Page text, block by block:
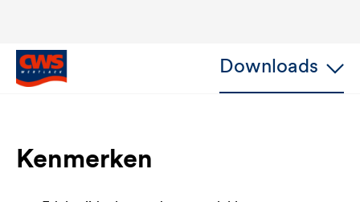
Downloads
Kenmerken